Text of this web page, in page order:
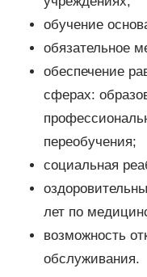
обучение
обязательное
обеспечение
сферах:
переобучения;
социальная
лет по
возможность
обслуживания.